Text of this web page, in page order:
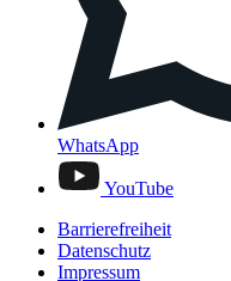
WhatsApp
YouTube
Barrierefreiheit
Datenschutz
Impressum